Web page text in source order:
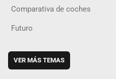
Comparativa de coches
Futuro
VER MÁS TEMAS